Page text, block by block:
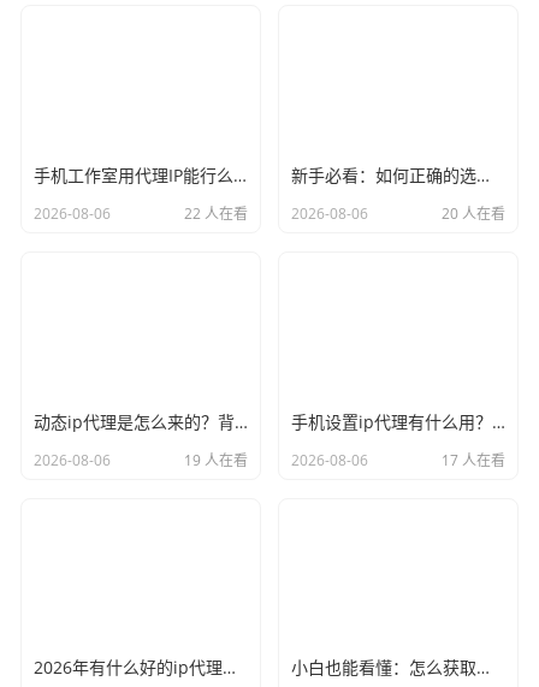
手机工作室用代理IP能行么？过来人的经验告诉你答案
2026-08-06 22 人在看
新手必看：如何正确的选择代理ip软件，别再交智商税了
2026-08-06 20 人在看
动态ip代理是怎么来的？背后的原理比你想象的精彩
2026-08-06 19 人在看
手机设置ip代理有什么用？不只是改定位那么简单
2026-08-06 17 人在看
2026年有什么好的ip代理软件？亲测后我只推荐这几个 小白也能看懂：怎么获取代理ip和端口号，一步步教会你